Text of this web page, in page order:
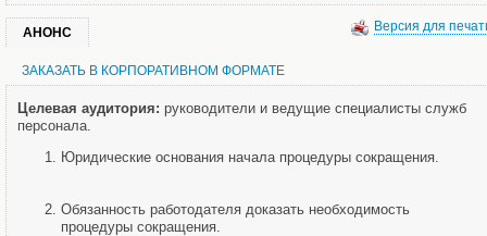
Версия для
АНОНС
ЗАКАЗАТЬ В КОРПОРАТИВНОМ ФОРМАТЕ
Целевая аудитория: руководители и ведущие специалисты служб
персонала.
Юридические основания начала процедуры сокращения.
Обязанность работодателя доказать необходимость
процедуры сокращения.